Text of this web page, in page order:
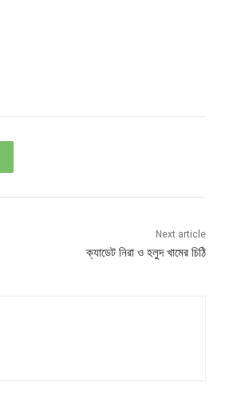
Next article
ক্যাডেট নিরা ও হলুদ খামের চিঠি